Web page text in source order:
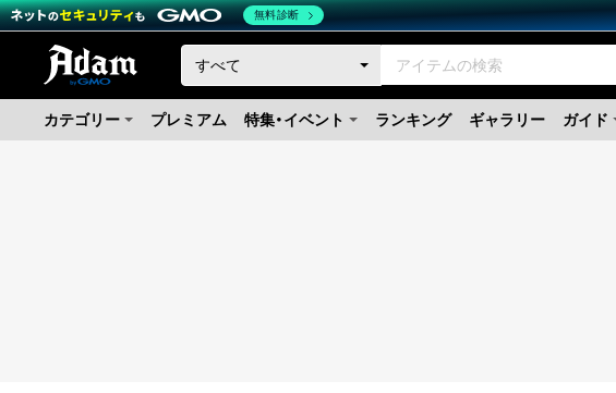
カテゴリー プレミアム 特集・イベント ランキング ギャラリー ガイド
無料診断